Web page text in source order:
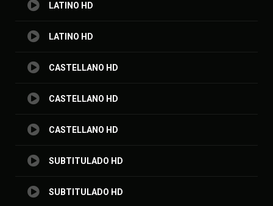
LATINO HD
LATINO HD
CASTELLANO HD
CASTELLANO HD
CASTELLANO HD
SUBTITULADO HD
SUBTITULADO HD